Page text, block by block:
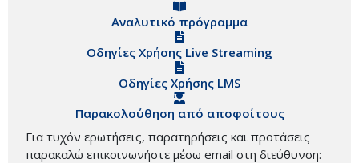
Αναλυτικό πρόγραμμα
Οδηγίες Χρήσης Live Streaming
Οδηγίες Χρήσης LMS
Παρακολούθηση από αποφοίτους
Για τυχόν ερωτήσεις, παρατηρήσεις και προτάσεις
παρακαλώ επικοινωνήστε μέσω email στη διεύθυνση: